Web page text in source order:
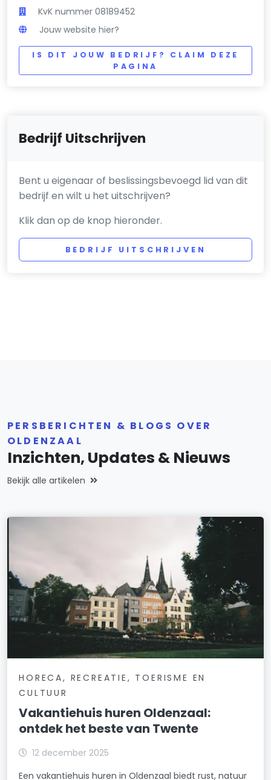
KvK nummer 08189452
Jouw website hier?
IS DIT JOUW BEDRIJF? CLAIM DEZE
PAGINA
Bedrijf Uitschrijven
Bent u eigenaar of beslissingsbevoegd lid van dit
bedrijf en wilt u het uitschrijven?
Klik dan op de knop hieronder.
BEDRIJF UITSCHRIJVEN
PERSBERICHTEN & BLOGS OVER
OLDENZAAL
Inzichten, Updates & Nieuws
Bekijk alle artikelen
HORECA, RECREATIE, TOERISME EN
CULTUUR
Vakantiehuis huren Oldenzaal:
ontdek het beste van Twente
12 december 2025
Een vakantiehuis huren in Oldenzaal biedt rust, natuur